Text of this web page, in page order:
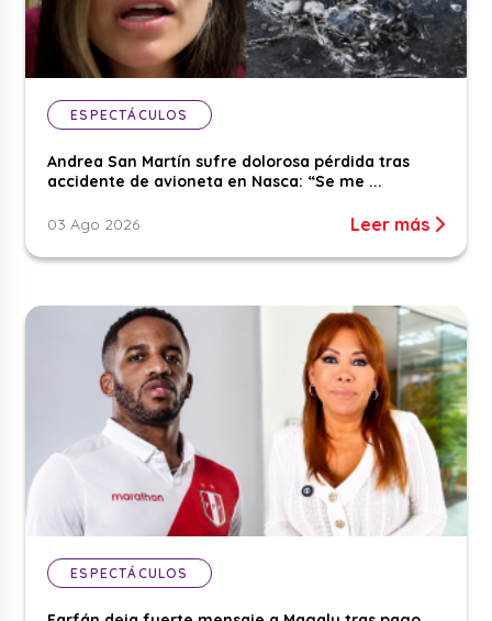
ESPECTÁCULOS
Andrea San Martín sufre dolorosa pérdida tras
accidente de avioneta en Nasca: “Se me ...
03 Ago 2026 Leer más
ESPECTÁCULOS